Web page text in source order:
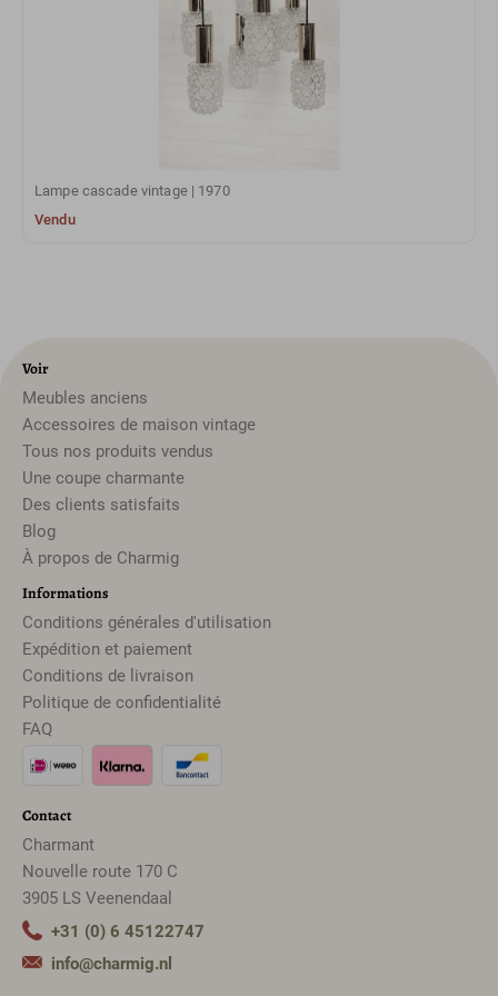
Lampe cascade vintage | 1970
Vendu
Voir
Meubles anciens
Accessoires de maison vintage
Tous nos produits vendus
Une coupe charmante
Des clients satisfaits
Blog
À propos de Charmig
Informations
Conditions générales d'utilisation
Expédition et paiement
Conditions de livraison
Politique de confidentialité
FAQ
Contact
Charmant
Nouvelle route 170 C
3905 LS Veenendaal
+31 (0) 6 45122747
info@charmig.nl